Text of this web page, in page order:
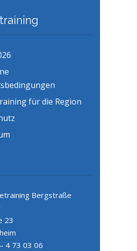
für die Region
Bergstraße
23
4 73 03 06